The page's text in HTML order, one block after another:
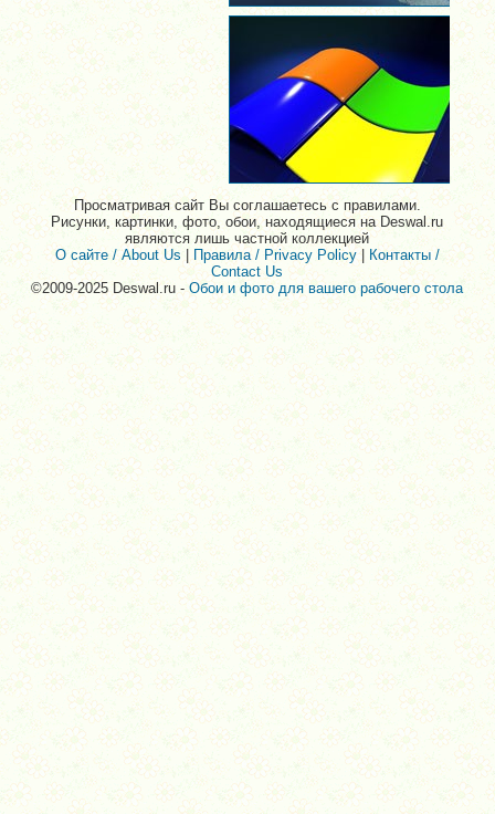
Просматривая сайт Вы соглашаетесь с правилами.
Рисунки, картинки, фото, обои, находящиеся на Deswal.ru
являются лишь частной коллекцией
О сайте / About Us
Правила / Privacy Policy| Контакты /
Contact Us
©2009-2025 Deswal.ru -Обои и фото для вашего рабочего стола